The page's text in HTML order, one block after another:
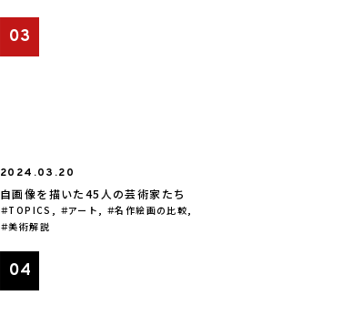
2024.03.20
自画像を描いた45人の芸術家たち
TOPICS , アート , 名作絵画の比較,
美術解説